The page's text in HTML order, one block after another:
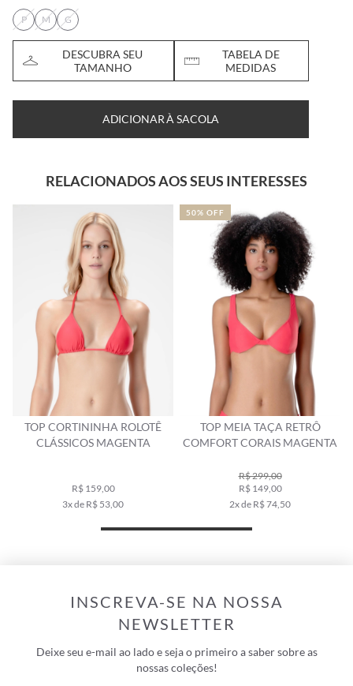
P
M G
DESCUBRA SEU
TAMANHO
TABELA DE
MEDIDAS
ADICIONAR À SACOLA
RELACIONADOS AOS SEUS INTERESSES
TOP CORTININHA ROLOTÊ
CLÁSSICOS MAGENTA
R$ 159,00
3x de R$ 53,00
TOP MEIA TAÇA RETRÔ
COMFORT CORAIS MAGENTA
R$ 299,00
R$ 149,00
2x de R$ 74,50
50% OFF
INSCREVA-SE NA NOSSA
NEWSLETTER
Deixe seu e-mail ao lado e seja o primeiro a saber sobre as
nossas coleções!